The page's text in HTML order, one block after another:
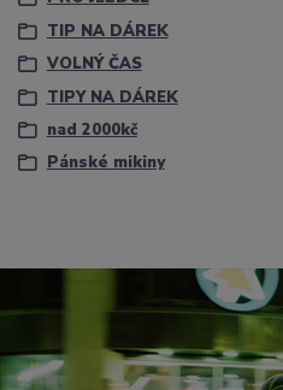
TIP NA DÁREK
VOLNÝ ČAS
TIPY NA DÁREK
nad 2000kč
Pánské mikiny